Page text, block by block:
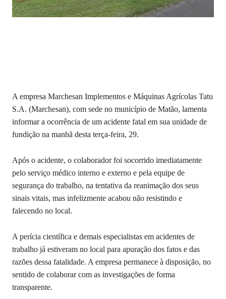
A empresa Marchesan Implementos e Máquinas Agrícolas Tatu
S.A. (Marchesan), com sede no município de Matão, lamenta
informar a ocorrência de um acidente fatal em sua unidade de
fundição na manhã desta terça-feira, 29.
Após o acidente, o colaborador foi socorrido imediatamente
pelo serviço médico interno e externo e pela equipe de
segurança do trabalho, na tentativa da reanimação dos seus
sinais vitais, mas infelizmente acabou não resistindo e
falecendo no local.
A perícia científica e demais especialistas em acidentes de
trabalho já estiveram no local para apuração dos fatos e das
razões dessa fatalidade. A empresa permanece à disposição, no
sentido de colaborar com as investigações de forma
transparente.